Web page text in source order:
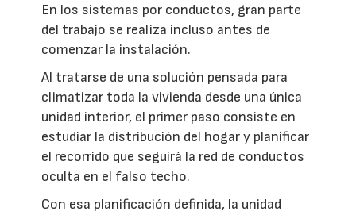
En los sistemas por conductos, gran parte
del trabajo se realiza incluso antes de
comenzar la instalación.
Al tratarse de una solución pensada para
climatizar toda la vivienda desde una única
unidad interior, el primer paso consiste en
estudiar la distribución del hogar y planificar
el recorrido que seguirá la red de conductos
oculta en el falso techo.
Con esa planificación definida, la unidad